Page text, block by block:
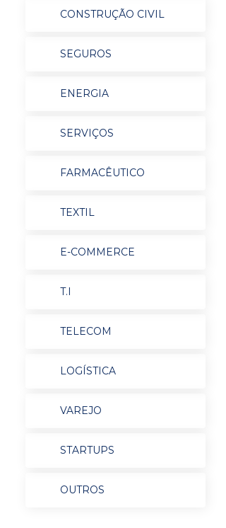
CONSTRUÇÃO CIVIL
SEGUROS
ENERGIA
SERVIÇOS
FARMACÊUTICO
TEXTIL
E-COMMERCE
T.I
TELECOM
LOGÍSTICA
VAREJO
STARTUPS
OUTROS